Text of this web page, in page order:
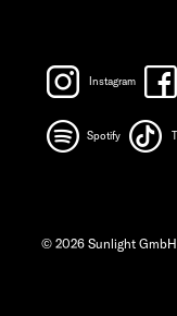
Instagram
Spotify
© 2026 Sunlight GmbH